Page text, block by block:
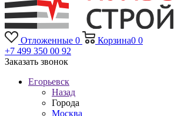
Отложенные 0 Корзина0 0
+7 499 350 00 92
Заказать звонок
Егорьевск
Назад
Города
Москва